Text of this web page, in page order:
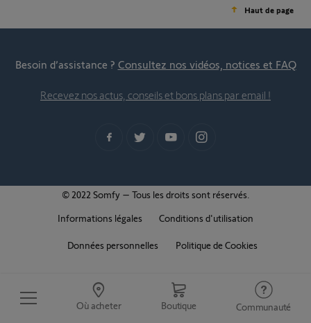
Où acheter Boutique Communauté
Haut de page
Besoin d’assistance ? Consultez nos vidéos, notices et FAQ
Recevez nos actus, conseils et bons plans par email !
© 2022 Somfy – Tous les droits sont réservés.
Informations légales
Conditions d'utilisation
Données personnelles Politique de Cookies